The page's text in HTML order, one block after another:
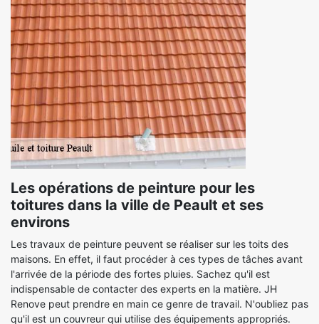
Les opérations de peinture pour les
toitures dans la ville de Peault et ses
environs
Les travaux de peinture peuvent se réaliser sur les toits des
maisons. En effet, il faut procéder à ces types de tâches avant
l'arrivée de la période des fortes pluies. Sachez qu'il est
indispensable de contacter des experts en la matière. JH
Renove peut prendre en main ce genre de travail. N'oubliez pas
qu'il est un couvreur qui utilise des équipements appropriés.